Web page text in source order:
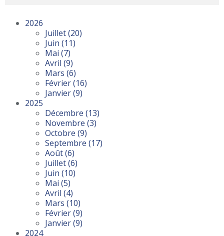
2026
Juillet(20)
Juin (11)
Mai (7)
Avril (9)
Mars (6)
Février(16)
Janvier(9)
2025
Décembre (13)
Novembre (3)
Octobre (9)
Septembre (17)
Août(6)
Juillet(6)
Juin (10)
Mai (5)
Avril (4)
Mars (10)
Février(9)
Janvier(9)
2024